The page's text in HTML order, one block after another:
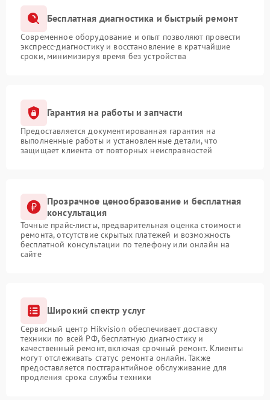
Бесплатная диагностика и быстрый ремонт
Современное оборудование и опыт позволяют провести
экспресс-диагностику и восстановление в кратчайшие
сроки, минимизируя время без устройства
Гарантия на работы и запчасти
Предоставляется документированная гарантия на
выполненные работы и установленные детали, что
защищает клиента от повторных неисправностей
Прозрачное ценообразование и бесплатная
консультация
Точные прайс-листы, предварительная оценка стоимости
ремонта, отсутствие скрытых платежей и возможность
бесплатной консультации по телефону или онлайн на
сайте
Широкий спектр услуг
Сервисный центр Hikvision обеспечивает доставку
техники по всей РФ, бесплатную диагностику и
качественный ремонт, включая срочный ремонт. Клиенты
могут отслеживать статус ремонта онлайн. Также
предоставляется постгарантийное обслуживание для
продления срока службы техники